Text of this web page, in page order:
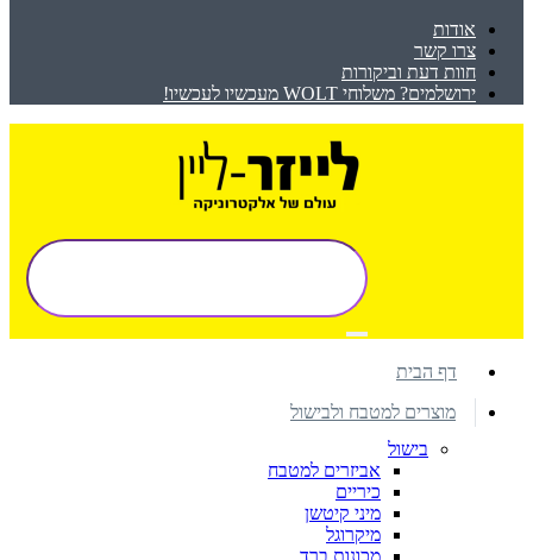
אודות
צרו קשר
חוות דעת וביקורות
ירושלמים? משלוחי WOLT מעכשיו לעכשיו!
דף הבית
מוצרים למטבח ולבישול
בישול
אביזרים למטבח
כיריים
מיני קיטשן
מיקרוגל
מכונות ברד